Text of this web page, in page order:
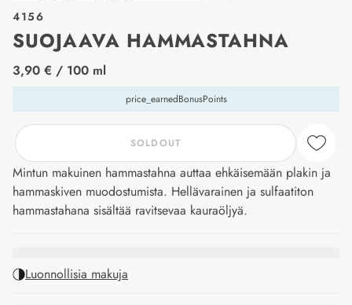
4156
SUOJAAVA HAMMASTAHNA
price_label
3,90 € / 100 ml
price_earnedBonusPoints
SOLDOUT
Mintun makuinen hammastahna auttaa ehkäisemään plakin ja
hammaskiven muodostumista. Hellävarainen ja sulfaatiton
hammastahana sisältää ravitsevaa kauraöljyä.
Luonnollisia makuja